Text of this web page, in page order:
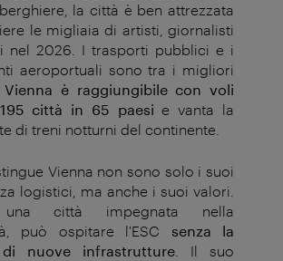
la città è ben attrezzata
le migliaia di artisti, giornalisti
nel 2026. I trasporti pubblici e i
aeroportuali sono tra i migliori
Vienna è raggiungibile con voli
città in 65 paesi e vanta la
di treni notturni del continente.
Vienna non sono solo i suoi
logistici, ma anche i suoi valori.
una città impegnata nella
può ospitare l'ESC senza la
di nuove infrastrutture. Il suo